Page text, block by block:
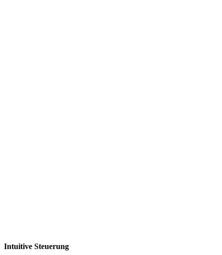
Intuitive Steuerung